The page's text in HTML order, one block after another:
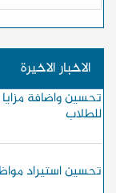
الاخبار الاخيرة
تحسين واضافة
للطلاب
تحسين استيراد